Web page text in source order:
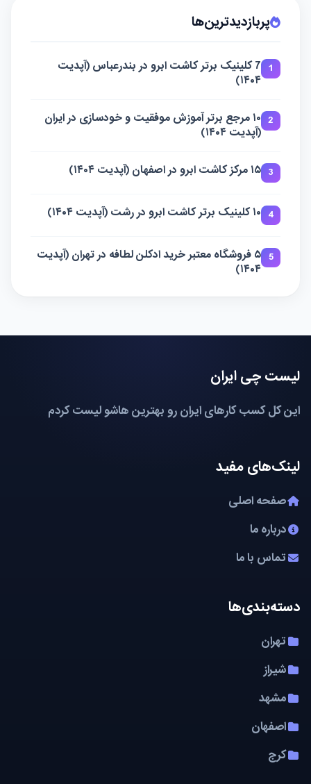
پربازدیدترین‌ها
1
7 کلینیک برتر کاشت ابرو در بندرعباس (آپدیت
۱۴۰۴)
2
۱۰ مرجع برتر آموزش موفقیت و خودسازی در ایران
(آپدیت ۱۴۰۴)
3 ۱۵ مرکز کاشت ابرو در اصفهان (آپدیت ۱۴۰۴)
4 ۱۰ کلینیک برتر کاشت ابرو در رشت (آپدیت ۱۴۰۴)
5
۵ فروشگاه معتبر خرید ادکلن لطافه در تهران (آپدیت
۱۴۰۴)
لیست چی ایران
این کل کسب کارهای ایران رو بهترین هاشو لیست کردم
لینک‌های مفید
صفحه اصلی
درباره ما
تماس با ما
دسته‌بندی‌ها
تهران
شیراز
مشهد
اصفهان
کرج